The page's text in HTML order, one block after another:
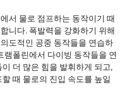
서 물로 점프하는 동작이기 때
니다. 폭발력을 강화하기 위해
도적인 공중 동작들을 연습하
램폴린에서 다이빙 동작들을 연
더 많은 힘을 발휘하게 되고,
때 물로의 진입 속도를 높일